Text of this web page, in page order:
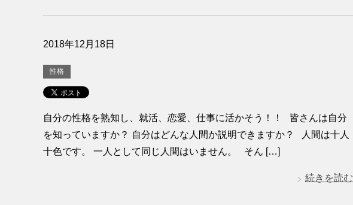
2018年12月18日
性格
自分の性格を熟知し、就活、恋愛、仕事に活かそう！！ 皆さんは自分
を知っていますか？ 自分はどんな人間か説明できますか？ 人間は十人
十色です。 一人として同じ人間はいません。 そん […]
続きを読む